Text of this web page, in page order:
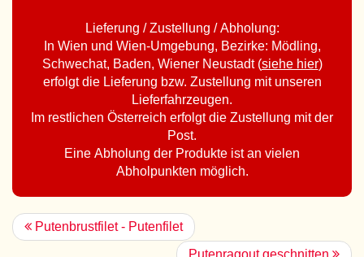
Lieferung / Zustellung / Abholung:
In Wien und Wien-Umgebung, Bezirke: Mödling,
Schwechat, Baden, Wiener Neustadt (siehe hier)
erfolgt die Lieferung bzw. Zustellung mit unseren
Lieferfahrzeugen.
Im restlichen Österreich erfolgt die Zustellung mit der
Post.
Eine Abholung der Produkte ist an vielen
Abholpunkten möglich.
Putenbrustfilet - Putenfilet
Putenragout geschnitten